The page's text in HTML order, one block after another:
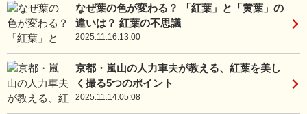
なぜ葉の色が変わる？ 「紅葉」と「黄葉」の
違いは？ 紅葉の不思議
2025.11.16.13:00
京都・嵐山の人力車夫が教える、紅葉を美し
く撮る5つのポイント
2025.11.14.05:08